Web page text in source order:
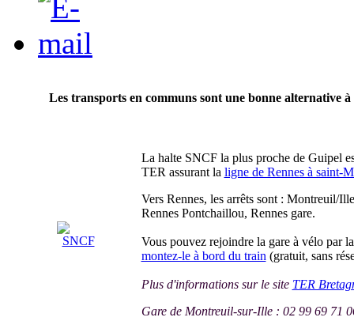
Les transports en communs sont une bonne alternative
La halte SNCF la plus proche de Guipel
TER assurant la ligne de Rennes à saint-
Vers Rennes, les arrêts sont : Montreuil/
Rennes Pontchaillou, Rennes gare.
Vous pouvez rejoindre la gare à vélo par
montez-le à bord du train (gratuit, sans
Plus d'informations sur le site TER
Gare de Montreuil-sur-Ille : 02 99 69 71